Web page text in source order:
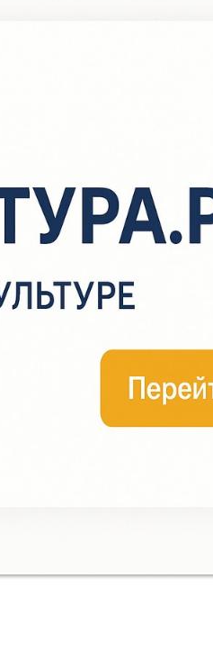
одежде, посещая их дома,
то, что все они украшены
одежда и другие домотканые
называют орнаментом.
узоров, их значении и